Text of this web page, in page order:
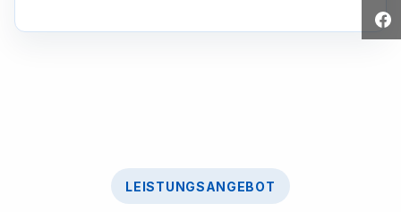
LEISTUNGSANGEBOT